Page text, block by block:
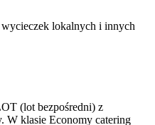
wycieczek lokalnych i innych
(lot bezpośredni) z
W klasie Economy catering